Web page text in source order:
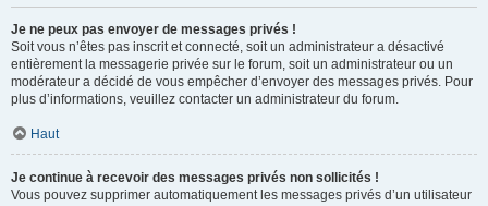
Je ne peux pas envoyer de messages privés !
Soit vous n’êtes pas inscrit et connecté, soit un administrateur a désactivé
entièrement la messagerie privée sur le forum, soit un administrateur ou un
modérateur a décidé de vous empêcher d’envoyer des messages privés. Pour
plus d’informations, veuillez contacter un administrateur du forum.
Haut
Je continue à recevoir des messages privés non sollicités !
Vous pouvez supprimer automatiquement les messages privés d’un utilisateur